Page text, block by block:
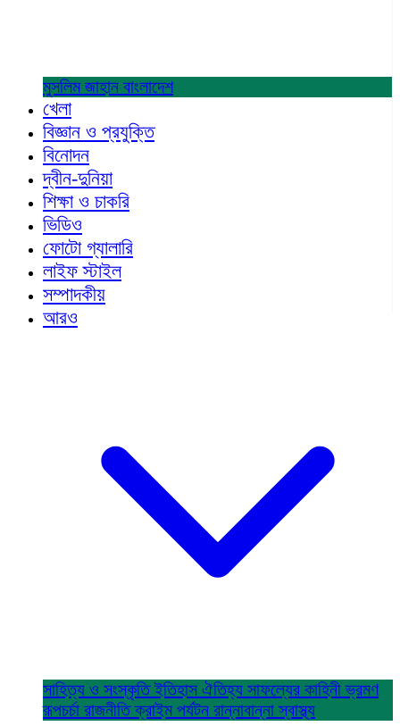
মুসলিম জাহান বাংলাদেশ
খেলা
বিজ্ঞান ও প্রযুক্তি
বিনোদন
দ্বীন-দুনিয়া
শিক্ষা ও চাকরি
ভিডিও
ফোটো গ্যালারি
লাইফ স্টাইল
সম্পাদকীয়
আরও
সাহিত্য ও সংস্কৃতিইতিহাস ঐতিহ্য সাফল্যের কাহিনীভ্রমণ
রূপচর্চা রাজনীতিক্রাইম পর্যটন রান্নাবান্নাস্বাস্থ্য